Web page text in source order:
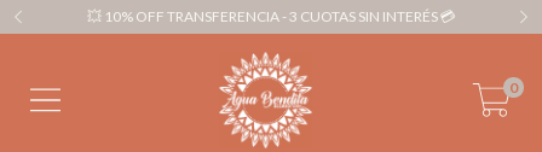
💥 10% OFF TRANSFERENCIA - 3 CUOTAS SIN INTERÉS 💳
0